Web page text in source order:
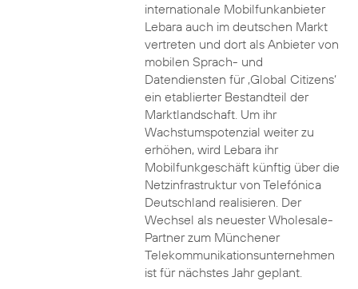
internationale Mobilfunkanbieter
Lebara auch im deutschen Markt
vertreten und dort als Anbieter von
mobilen Sprach- und
Datendiensten für ‚Global Citizens‘
ein etablierter Bestandteil der
Marktlandschaft. Um ihr
Wachstumspotenzial weiter zu
erhöhen, wird Lebara ihr
Mobilfunkgeschäft künftig über die
Netzinfrastruktur von Telefónica
Deutschland realisieren. Der
Wechsel als neuester Wholesale-
Partner zum Münchener
Telekommunikationsunternehmen
ist für nächstes Jahr geplant.